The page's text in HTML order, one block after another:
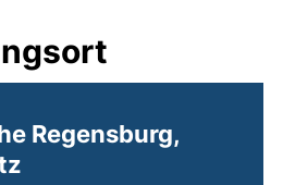
Regensburg,